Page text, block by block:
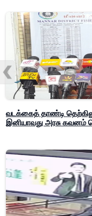
வடக்கைத் தாண்டி
இனியாவது அரசு கவனம்